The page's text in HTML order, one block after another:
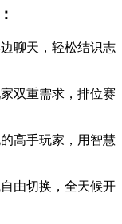
聊天，轻松结识志
双重需求，排位赛
高手玩家，用智慧
由切换，全天候开